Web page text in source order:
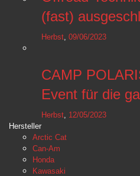
(fast)
Herbst 09/06/2023
CAMP
Event für die
Herbst 12/05/2023
Hersteller
Arctic Cat
Can-Am
Honda
Kawasaki